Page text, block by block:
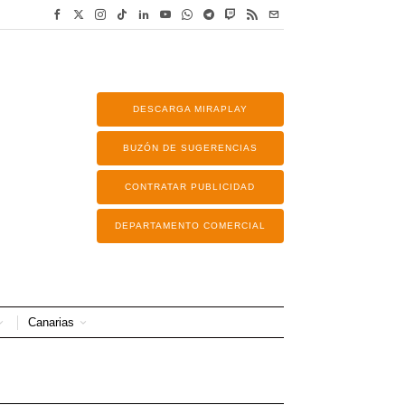
DESCARGA MIRAPLAY
BUZÓN DE SUGERENCIAS
CONTRATAR PUBLICIDAD
DEPARTAMENTO COMERCIAL
Canarias